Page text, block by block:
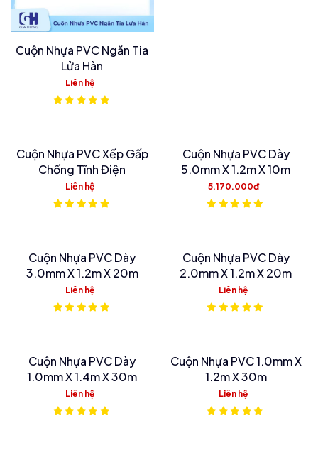
Cuộn Nhựa PVC Ngăn Tia
Lửa Hàn
Liên hệ
Cuộn Nhựa PVC Xếp Gấp
Chống Tĩnh Điện
Liên hệ
Cuộn Nhựa PVC Dày
5.0mm X 1.2m X 10m
5.170.000đ
Cuộn Nhựa PVC Dày
3.0mm X 1.2m X 20m
Liên hệ
Cuộn Nhựa PVC Dày
2.0mm X 1.2m X 20m
Liên hệ
Cuộn Nhựa PVC Dày
1.0mm X 1.4m X 30m
Liên hệ
Cuộn Nhựa PVC 1.0mm X
1.2m X 30m
Liên hệ